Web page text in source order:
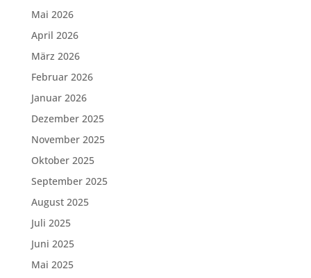
Mai 2026
April 2026
März 2026
Februar 2026
Januar 2026
Dezember 2025
November 2025
Oktober 2025
September 2025
August 2025
Juli 2025
Juni 2025
Mai 2025